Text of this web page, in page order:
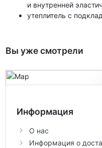
и внутренней
утеплитель с
Вы уже смотрели
Информация
О нас
Информация о